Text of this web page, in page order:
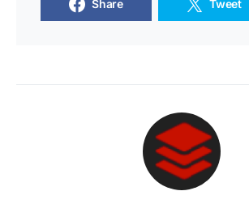
Share Tweet